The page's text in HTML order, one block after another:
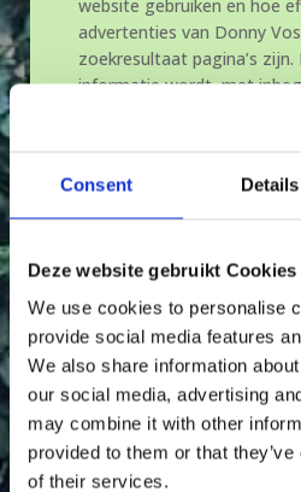
Consent Details
Deze website gebruikt Cookies
We use cookies to personalise
provide social media features
We also share information
our social media, advertising
may combine it with other
provided to them or that
of their services.
website gebruiken en hoe
advertenties van Donny
zoekresultaat pagina’s zijn.
informatie wordt, met
van uw computer (IP-
Google voor meer
privacybeleid van Google
houden hoe onze website
rapporten over de Website
Tuinen te kunnen
adverteerders informatie
van hun campagnes te
kan deze informatie aan
indien Google hiertoe
of voor zover deze derden
namens Google verwerken.